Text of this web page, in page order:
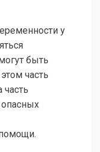
у
быть
часть
часть
опасных